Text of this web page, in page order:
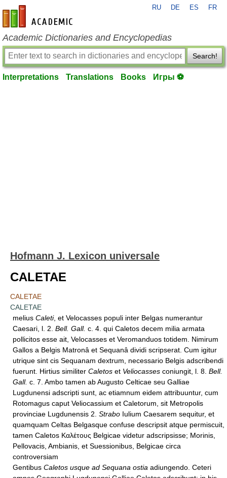
en-academic.com
RU DE ES FR
Academic Dictionaries and Encyclopedias
Search!
Interpretations Translations Books Игры ⚽
Hofmann J. Lexicon universale
CALETAE
CALETAE
CALETAE
melius Caleti, et Velocasses populi inter Belgas numerantur
Caesari, l. 2. Bell. Gall. c. 4. qui Caletos decem milia armata
pollicitos esse ait, Velocasses et Veromanduos totidem. Nimirum
Gallos a Belgis Matronâ et Sequanâ dividi scripserat. Cum igitur
utrique sint cis Sequanam dextrum, necessario Belgis adscribendi
fuerunt. Hirtius similiter Caletos et Veliocasses coniungit, l. 8. Bell.
Gall. c. 7. Ambo tamen ab Augusto Celticae seu Galliae
Lugdunensi adscripti sunt, ac etiamnum eidem attribuuntur, cum
Rotomagus caput Veliocassium et Caletorum, sit Metropolis
provinciae Lugdunensis 2. Strabo Iulium Caesarem sequitur, et
quamquam Celtas Belgasque confuse descripsit atque permiscuit,
tamen Caletos Καλέτους Belgicae videtur adscripsisse; Morinis,
Pellovacis, Ambianis, et Suessionibus, Belgicae circa
controversiam
Gentibus Caletos usque ad Sequana ostia adiungendo. Ceteri